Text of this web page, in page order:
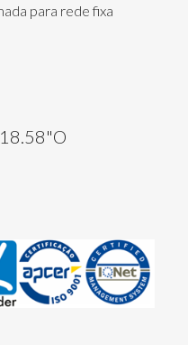
para rede fixa